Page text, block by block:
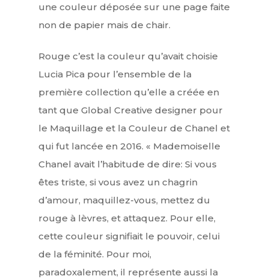
une couleur déposée sur une page faite
non de papier mais de chair.
Rouge c’est la couleur qu’avait choisie
Lucia Pica pour l’ensemble de la
première collection qu’elle a créée en
tant que Global Creative designer pour
le Maquillage et la Couleur de Chanel et
qui fut lancée en 2016. « Mademoiselle
Chanel avait l’habitude de dire: Si vous
êtes triste, si vous avez un chagrin
d’amour, maquillez-vous, mettez du
rouge à lèvres, et attaquez. Pour elle,
cette couleur signifiait le pouvoir, celui
de la féminité. Pour moi,
paradoxalement, il représente aussi la